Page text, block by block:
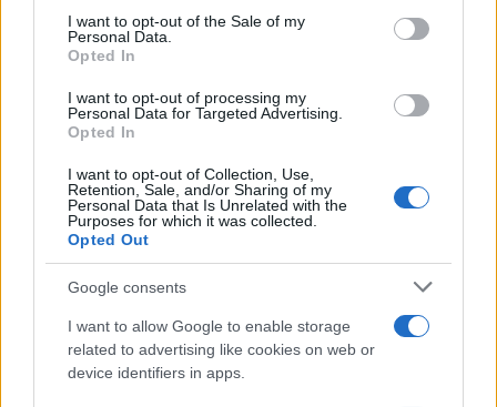
consent section.
I want to opt-out of the Sale of my
Personal Data.
Opted In
I want to opt-out of processing my
Personal Data for Targeted Advertising.
Opted In
I want to opt-out of Collection, Use,
Retention, Sale, and/or Sharing of my
Personal Data that Is Unrelated with the
Purposes for which it was collected.
Opted Out
Google consents
I want to allow Google to enable storage
related to advertising like cookies on web or
device identifiers in apps.
donatori
Martina Marchesi · 10 Lug 2026
B2B NEWS